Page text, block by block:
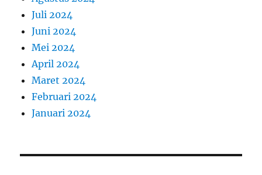
Juli 2024
Juni 2024
Mei 2024
April 2024
Maret 2024
Februari 2024
Januari 2024